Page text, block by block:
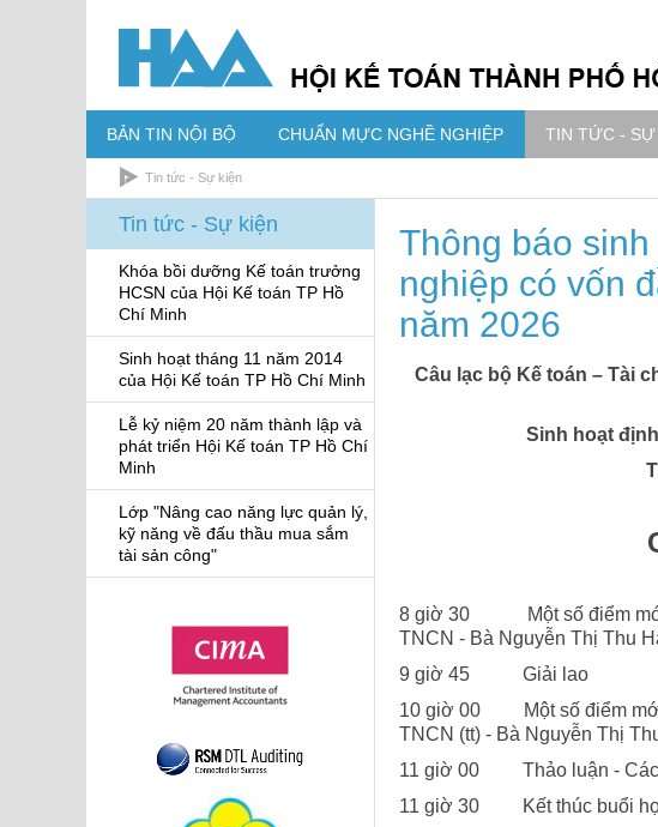
BẢN TIN NỘI BỘ CHUẨN MỰC NGHỀ NGHIỆP TIN TỨC - SỰ
Tin tức - Sự kiện
Tin tức - Sự kiện
Khóa bồi dưỡng Kế toán trưởng
HCSN của Hội Kế toán TP Hồ
Chí Minh
Sinh hoạt tháng 11 năm 2014
của Hội Kế toán TP Hồ Chí Minh
Lễ kỷ niệm 20 năm thành lập và
phát triển Hội Kế toán TP Hồ Chí
Minh
Lớp "Nâng cao năng lực quản lý,
kỹ năng về đấu thầu mua sắm
tài sản công"
Thông báo
nghiệp có vốn
năm 2026
Câu lạc bộ Kế toán – Tài
Sinh hoạt
8 giờ 30 Một số điểm
TNCN - Bà Nguyễn Thị Thu
9 giờ 45 Giải lao
10 giờ 00
Một số điểm
TNCN (tt) - Bà Nguyễn Thị
11 giờ 00 Thảo luận - Các
11 giờ 30 Kết thúc buổi